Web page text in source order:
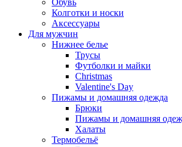
Обувь
Колготки и носки
Аксессуары
Для мужчин
Нижнее белье
Трусы
Футболки и майки
Christmas
Valentine's Day
Пижамы и домашняя одежда
Брюки
Пижамы и домашняя
Халаты
Термобельё